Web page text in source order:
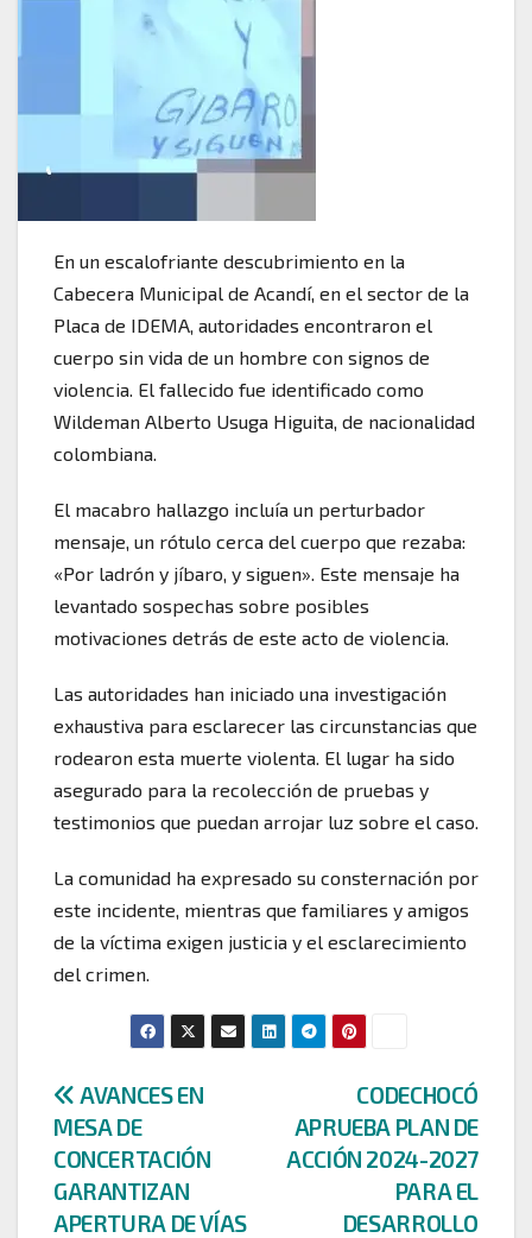
En un escalofriante descubrimiento en la
Cabecera Municipal de Acandí, en el sector de la
Placa de IDEMA, autoridades encontraron el
cuerpo sin vida de un hombre con signos de
violencia. El fallecido fue identificado como
Wildeman Alberto Usuga Higuita, de nacionalidad
colombiana.
El macabro hallazgo incluía un perturbador
mensaje, un rótulo cerca del cuerpo que rezaba:
«Por ladrón y jíbaro, y siguen». Este mensaje ha
levantado sospechas sobre posibles
motivaciones detrás de este acto de violencia.
Las autoridades han iniciado una investigación
exhaustiva para esclarecer las circunstancias que
rodearon esta muerte violenta. El lugar ha sido
asegurado para la recolección de pruebas y
testimonios que puedan arrojar luz sobre el caso.
La comunidad ha expresado su consternación por
este incidente, mientras que familiares y amigos
de la víctima exigen justicia y el esclarecimiento
del crimen.
Navegación
de
entradas
CODECHOCÓ
APRUEBA PLAN DE
ACCIÓN 2024-2027
PARA EL
DESARROLLO
AVANCES EN
MESA DE
CONCERTACIÓN
GARANTIZAN
APERTURA DE VÍAS